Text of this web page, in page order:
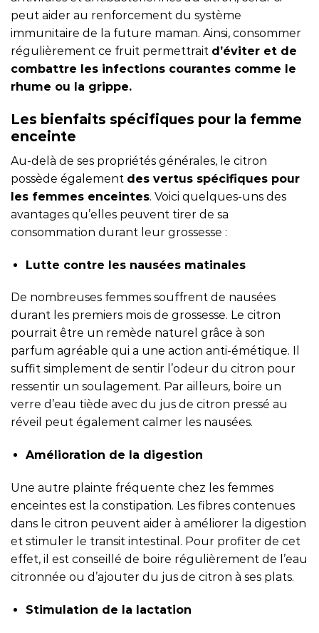
peut aider au renforcement du système
immunitaire de la future maman. Ainsi, consommer
régulièrement ce fruit permettrait d’éviter et de
combattre les infections courantes comme le
rhume ou la grippe.
Les bienfaits spécifiques pour la femme
enceinte
Au-delà de ses propriétés générales, le citron
possède également des vertus spécifiques pour
les femmes enceintes. Voici quelques-uns des
avantages qu’elles peuvent tirer de sa
consommation durant leur grossesse :
Lutte contre les nausées matinales
De nombreuses femmes souffrent de nausées
durant les premiers mois de grossesse. Le citron
pourrait être un remède naturel grâce à son
parfum agréable qui a une action anti-émétique. Il
suffit simplement de sentir l’odeur du citron pour
ressentir un soulagement. Par ailleurs, boire un
verre d’eau tiède avec du jus de citron pressé au
réveil peut également calmer les nausées.
Amélioration de la digestion
Une autre plainte fréquente chez les femmes
enceintes est la constipation. Les fibres contenues
dans le citron peuvent aider à améliorer la digestion
et stimuler le transit intestinal. Pour profiter de cet
effet, il est conseillé de boire régulièrement de l’eau
citronnée ou d’ajouter du jus de citron à ses plats.
Stimulation de la lactation